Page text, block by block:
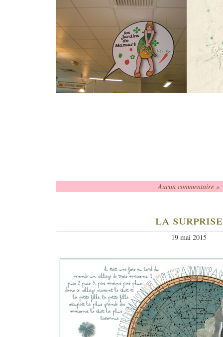
Aucun commentaire »
la surprise
19 mai 2015